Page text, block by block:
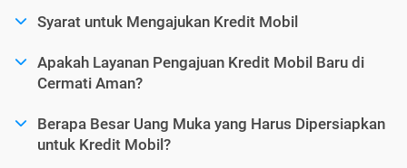
Syarat untuk Mengajukan Kredit Mobil
Apakah Layanan Pengajuan Kredit Mobil Baru di
Cermati Aman?
Berapa Besar Uang Muka yang Harus Dipersiapkan
untuk Kredit Mobil?